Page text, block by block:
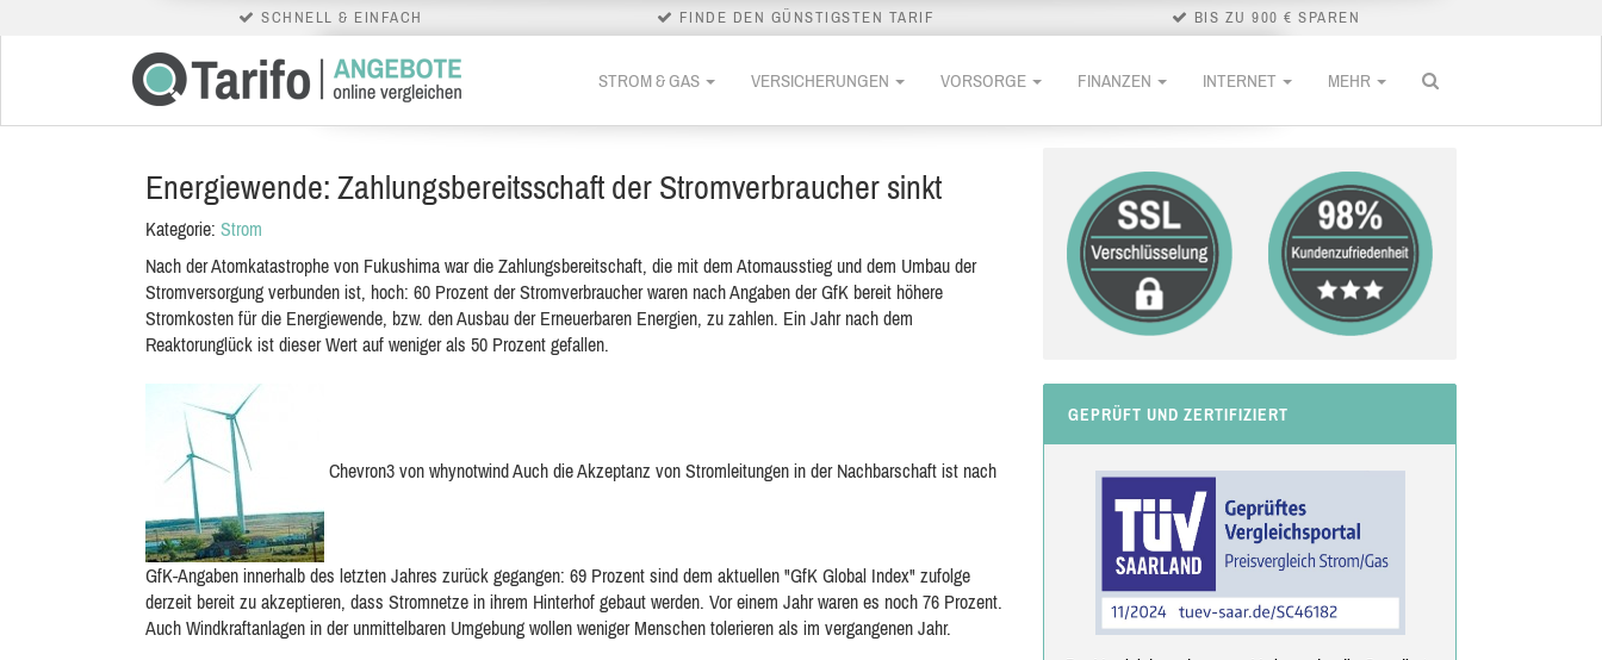
SCHNELL & EINFACH FINDE DEN GÜNSTIGSTEN TARIF BIS ZU 900 € SPAREN
STROM & GAS VERSICHERUNGEN VORSORGE FINANZEN INTERNET MEHR
Energiewende: Zahlungsbereitsschaft der Stromverbraucher sinkt
Kategorie: Strom
Nach der Atomkatastrophe von Fukushima war die Zahlungsbereitschaft, die mit dem Atomausstieg und dem Umbau der
Stromversorgung verbunden ist, hoch: 60 Prozent der Stromverbraucher waren nach Angaben der GfK bereit höhere
Stromkosten für die Energiewende, bzw. den Ausbau der Erneuerbaren Energien, zu zahlen. Ein Jahr nach dem
Reaktorunglück ist dieser Wert auf weniger als 50 Prozent gefallen.
Chevron3 von whynotwind Auch die Akzeptanz von Stromleitungen in der Nachbarschaft ist nach
GfK-Angaben innerhalb des letzten Jahres zurück gegangen: 69 Prozent sind dem aktuellen "GfK Global Index" zufolge
derzeit bereit zu akzeptieren, dass Stromnetze in ihrem Hinterhof gebaut werden. Vor einem Jahr waren es noch 76 Prozent.
Auch Windkraftanlagen in der unmittelbaren Umgebung wollen weniger Menschen tolerieren als im vergangenen Jahr.
GEPRÜFT UND ZERTIFIZIERT